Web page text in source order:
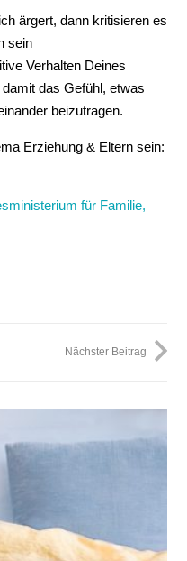
ärgert, dann kritisieren es
sein
Verhalten Deines
das Gefühl, etwas
beizutragen.
Erziehung & Eltern sein:
für Familie,
Nächster Beitrag